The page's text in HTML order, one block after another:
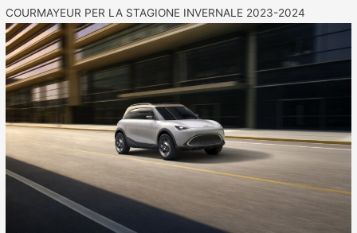
COURMAYEUR PER LA STAGIONE INVERNALE 2023-2024